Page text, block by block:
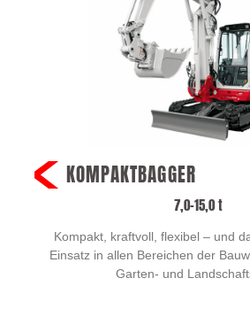
KOMPAKTBAGGER
7,0–15,0 t
Kompakt, kraftvoll, flexibel – und
Einsatz in allen Bereichen der
Garten- und